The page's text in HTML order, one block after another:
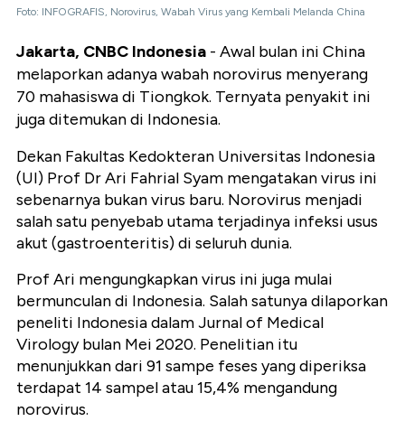
Foto: INFOGRAFIS, Norovirus, Wabah Virus yang Kembali Melanda China
Jakarta, CNBC Indonesia - Awal bulan ini China
melaporkan adanya wabah norovirus menyerang
70 mahasiswa di Tiongkok. Ternyata penyakit ini
juga ditemukan di Indonesia.
Dekan Fakultas Kedokteran Universitas Indonesia
(UI) Prof Dr Ari Fahrial Syam mengatakan virus ini
sebenarnya bukan virus baru. Norovirus menjadi
salah satu penyebab utama terjadinya infeksi usus
akut (gastroenteritis) di seluruh dunia.
Prof Ari mengungkapkan virus ini juga mulai
bermunculan di Indonesia. Salah satunya dilaporkan
peneliti Indonesia dalam Jurnal of Medical
Virology bulan Mei 2020. Penelitian itu
menunjukkan dari 91 sampe feses yang diperiksa
terdapat 14 sampel atau 15,4% mengandung
norovirus.